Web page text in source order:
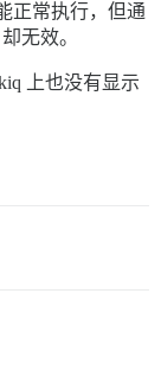
正常执行，但通
无效。
上也没有显示